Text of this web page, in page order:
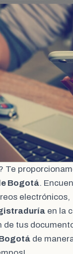
Te
Bogotá.
electrónicos,
en la
de tus
de